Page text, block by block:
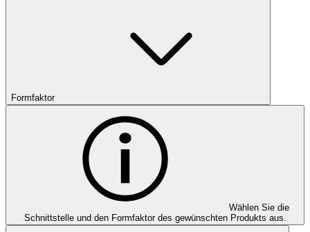
Formfaktor
Wählen Sie die
Schnittstelle und den Formfaktor des gewünschten Produkts aus.